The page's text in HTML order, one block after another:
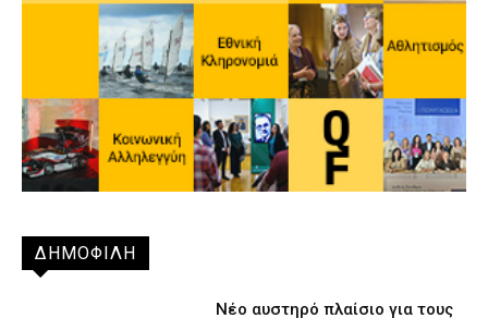
ΔΗΜΟΦΙΛΗ
Νέο αυστηρό πλαίσιο για τους